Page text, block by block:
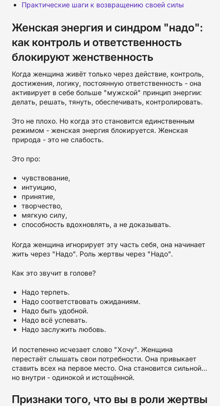
Практические шаги к возвращению своей силы
Женская энергия и синдром "надо":
как контроль и ответственность
блокируют женственность
Когда женщина живёт только через действие, контроль,
достижения, логику, постоянную ответственность - она
активирует в себе больше "мужской" принцип энергии:
делать, решать, тянуть, обеспечивать, контролировать.
Это не плохо. Но когда это становится единственным
режимом - женская энергия блокируется. Женская
природа - это не слабость.
Это про:
чувствование,
интуицию,
принятие,
творчество,
мягкую силу,
способность вдохновлять, а не доказывать.
Когда женщина игнорирует эту часть себя, она начинает
жить через "Надо". Роль жертвы через "Надо".
Как это звучит в голове?
Надо терпеть.
Надо соответствовать ожиданиям.
Надо быть удобной.
Надо всё успевать.
Надо заслужить любовь.
И постепенно исчезает слово "Хочу". Женщина
перестаёт слышать свои потребности. Она привыкает
ставить всех на первое место. Она становится сильной...
но внутри - одинокой и истощённой.
Признаки того, что вы в роли жертвы